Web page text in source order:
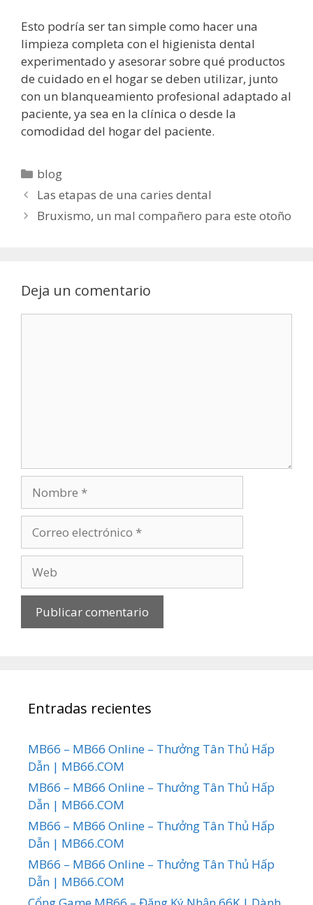
Esto podría ser tan simple como hacer una
limpieza completa con el higienista dental
experimentado y asesorar sobre qué productos
de cuidado en el hogar se deben utilizar, junto
con un blanqueamiento profesional adaptado al
paciente, ya sea en la clínica o desde la
comodidad del hogar del paciente.
Categorías
blog
Las etapas de una caries dental
Bruxismo, un mal compañero para este otoño
Deja un comentario
electrónico
Entradas recientes
MB66 – MB66 Online – Thưởng Tân Thủ Hấp
Dẫn | MB66.COM
MB66 – MB66 Online – Thưởng Tân Thủ Hấp
Dẫn | MB66.COM
MB66 – MB66 Online – Thưởng Tân Thủ Hấp
Dẫn | MB66.COM
MB66 – MB66 Online – Thưởng Tân Thủ Hấp
Dẫn | MB66.COM